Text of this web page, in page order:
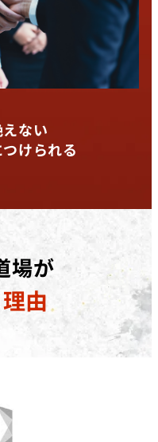
ない
けられる
場が
由